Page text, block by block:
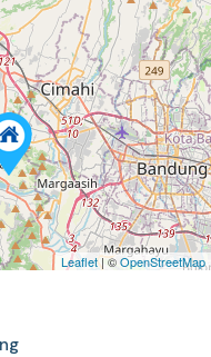
Leaflet| ©OpenStreetMap